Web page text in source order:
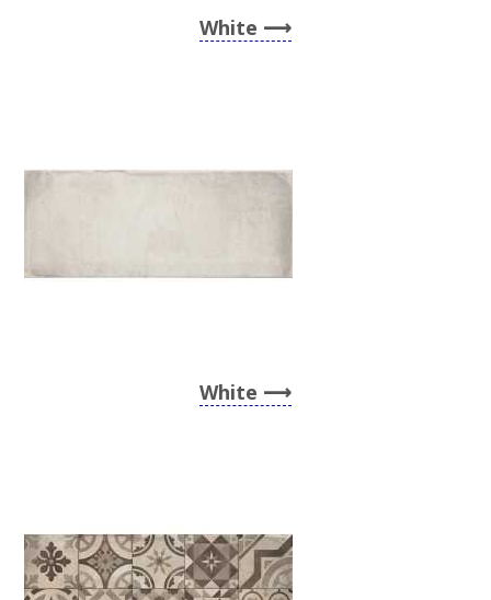
White
White